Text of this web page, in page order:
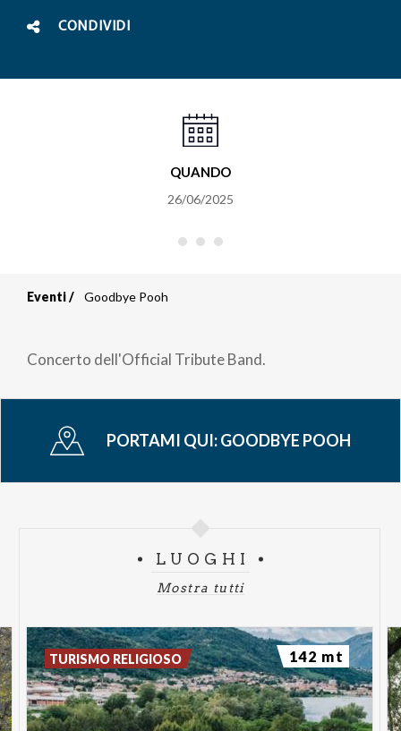
CONDIVIDI
QUANDO
26/06/2025
Briciole
di
pane
Eventi Goodbye Pooh
Concerto dell'Official Tribute Band.
PORTAMI QUI:GOODBYE POOH
LUOGHI
Mostra tutti
TURISMO RELIGIOSO 142 mt